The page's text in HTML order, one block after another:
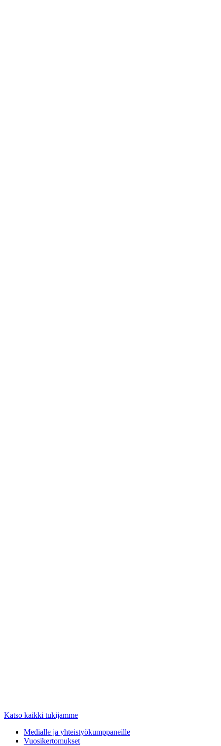
Katso kaikki tukijamme
Medialle ja yhteistyökumppaneille
Vuosikertomukset